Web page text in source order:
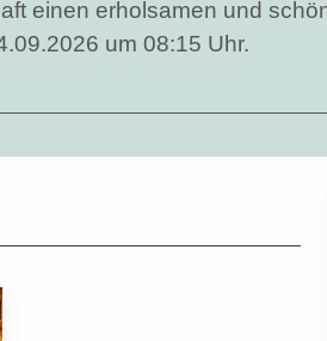
einen erholsamen und
um 08:15 Uhr.